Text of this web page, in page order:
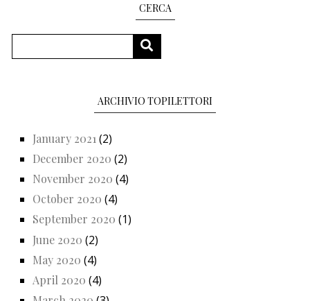
CERCA
SEARCH
ARCHIVIO TOPILETTORI
January 2021 (2)
December 2020 (2)
November 2020 (4)
October 2020 (4)
September 2020 (1)
June 2020 (2)
May 2020 (4)
April 2020 (4)